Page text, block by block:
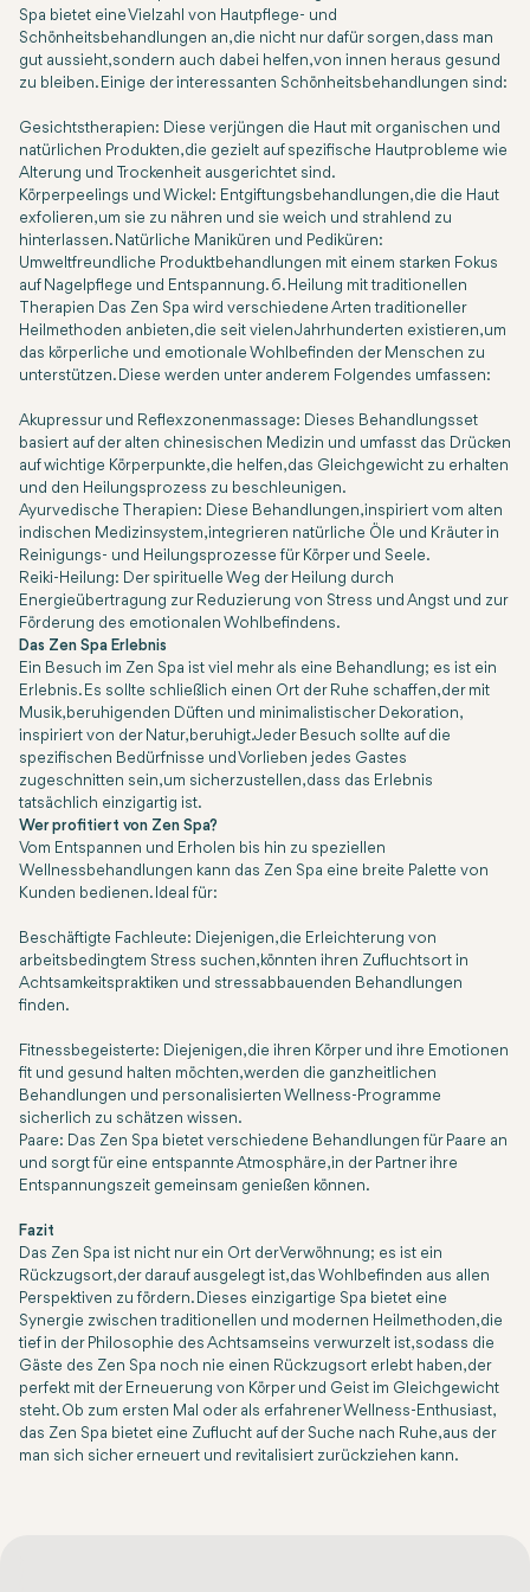
Spa bietet eine Vielzahl von Hautpflege- und
Schönheitsbehandlungen an, die nicht nur dafür sorgen, dass man
gut aussieht, sondern auch dabei helfen, von innen heraus gesund
zu bleiben. Einige der interessanten Schönheitsbehandlungen sind:
Gesichtstherapien: Diese verjüngen die Haut mit organischen und
natürlichen Produkten, die gezielt auf spezifische Hautprobleme wie
Alterung und Trockenheit ausgerichtet sind.
Körperpeelings und Wickel: Entgiftungsbehandlungen, die die Haut
exfolieren, um sie zu nähren und sie weich und strahlend zu
hinterlassen. Natürliche Maniküren und Pediküren:
Umweltfreundliche Produktbehandlungen mit einem starken Fokus
auf Nagelpflege und Entspannung. 6. Heilung mit traditionellen
Therapien Das Zen Spa wird verschiedene Arten traditioneller
Heilmethoden anbieten, die seit vielen Jahrhunderten existieren, um
das körperliche und emotionale Wohlbefinden der Menschen zu
unterstützen. Diese werden unter anderem Folgendes umfassen:
Akupressur und Reflexzonenmassage: Dieses Behandlungsset
basiert auf der alten chinesischen Medizin und umfasst das Drücken
auf wichtige Körperpunkte, die helfen, das Gleichgewicht zu erhalten
und den Heilungsprozess zu beschleunigen.
Ayurvedische Therapien: Diese Behandlungen, inspiriert vom alten
indischen Medizinsystem, integrieren natürliche Öle und Kräuter in
Reinigungs- und Heilungsprozesse für Körper und Seele.
Reiki-Heilung: Der spirituelle Weg der Heilung durch
Energieübertragung zur Reduzierung von Stress und Angst und zur
Förderung des emotionalen Wohlbefindens.
Das Zen Spa Erlebnis
Ein Besuch im Zen Spa ist viel mehr als eine Behandlung; es ist ein
Erlebnis. Es sollte schließlich einen Ort der Ruhe schaffen, der mit
Musik, beruhigenden Düften und minimalistischer Dekoration,
inspiriert von der Natur, beruhigt. Jeder Besuch sollte auf die
spezifischen Bedürfnisse und Vorlieben jedes Gastes
zugeschnitten sein, um sicherzustellen, dass das Erlebnis
tatsächlich einzigartig ist.
Wer profitiert von Zen Spa?
Vom Entspannen und Erholen bis hin zu speziellen
Wellnessbehandlungen kann das Zen Spa eine breite Palette von
Kunden bedienen. Ideal für:
Beschäftigte Fachleute: Diejenigen, die Erleichterung von
arbeitsbedingtem Stress suchen, könnten ihren Zufluchtsort in
Achtsamkeitspraktiken und stressabbauenden Behandlungen
finden.
Fitnessbegeisterte: Diejenigen, die ihren Körper und ihre Emotionen
fit und gesund halten möchten, werden die ganzheitlichen
Behandlungen und personalisierten Wellness-Programme
sicherlich zu schätzen wissen.
Paare: Das Zen Spa bietet verschiedene Behandlungen für Paare an
und sorgt für eine entspannte Atmosphäre, in der Partner ihre
Entspannungszeit gemeinsam genießen können.
Fazit
Das Zen Spa ist nicht nur ein Ort der Verwöhnung; es ist ein
Rückzugsort, der darauf ausgelegt ist, das Wohlbefinden aus allen
Perspektiven zu fördern. Dieses einzigartige Spa bietet eine
Synergie zwischen traditionellen und modernen Heilmethoden, die
tief in der Philosophie des Achtsamseins verwurzelt ist, sodass die
Gäste des Zen Spa noch nie einen Rückzugsort erlebt haben, der
perfekt mit der Erneuerung von Körper und Geist im Gleichgewicht
steht. Ob zum ersten Mal oder als erfahrener Wellness-Enthusiast,
das Zen Spa bietet eine Zuflucht auf der Suche nach Ruhe, aus der
man sich sicher erneuert und revitalisiert zurückziehen kann.